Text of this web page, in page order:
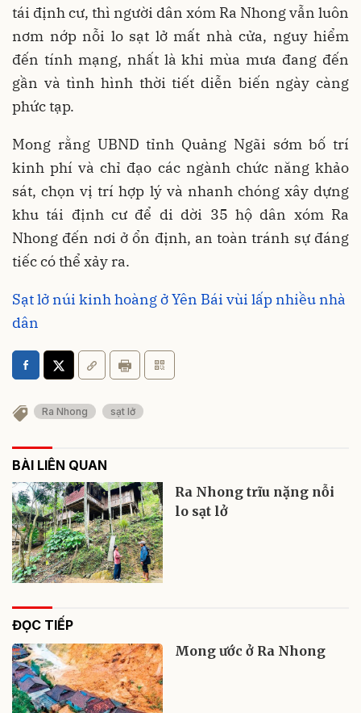
tái định cư, thì người dân xóm Ra Nhong vẫn luôn
nơm nớp nỗi lo sạt lở mất nhà cửa, nguy hiểm
đến tính mạng, nhất là khi mùa mưa đang đến
gần và tình hình thời tiết diễn biến ngày càng
phức tạp.
Mong rằng UBND tỉnh Quảng Ngãi sớm bố trí
kinh phí và chỉ đạo các ngành chức năng khảo
sát, chọn vị trí hợp lý và nhanh chóng xây dựng
khu tái định cư để di dời 35 hộ dân xóm Ra
Nhong đến nơi ở ổn định, an toàn tránh sự đáng
tiếc có thể xảy ra.
Sạt lở núi kinh hoàng ở Yên Bái vùi lấp nhiều nhà
dân
Ra Nhong sạt lở
BÀI LIÊN QUAN
Ra Nhong trĩu nặng nỗi
lo sạt lở
ĐỌC TIẾP
Mong ước ở Ra Nhong